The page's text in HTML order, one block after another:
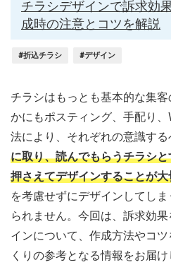
チラシデザインで訴求効
成時の注意とコツを解説
#折込チラシ #デザイン
チラシはもっとも基本的な集
かにもポスティング、手配り
法により、それぞれの意識する
に取り、読んでもらうチラシ
押さえてデザインすることが
を考慮せずにデザインしてし
られません。今回は、訴求効
インについて、作成方法やコ
くりの参考となる情報をお届け